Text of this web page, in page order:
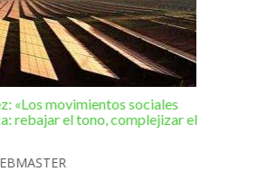
«Los movimientos sociales
rebajar el tono, complejizar el